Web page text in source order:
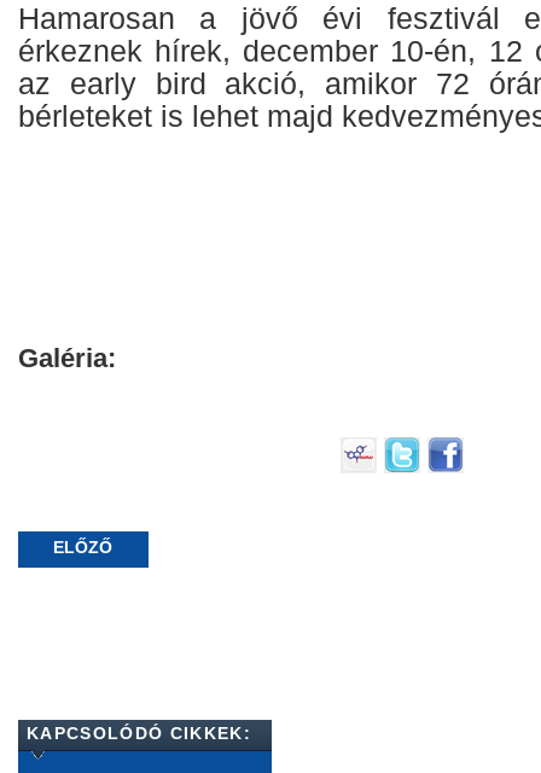
Hamarosan a jövő évi fesztivál
érkeznek hírek, december 10-én, 12
az early bird akció, amikor 72
bérleteket is lehet majd
Galéria:
ELŐZŐ
KAPCSOLÓDÓ CIKKEK: